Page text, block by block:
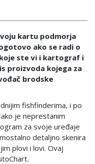
kartu podmorja
ako se radi o
ste vi i kartograf i
proizvoda kojega za
brodske
fishfinderima, i po
je neprestanim
za svoje uređaje
detaljno skenira
plovi i lovi. Ovaj